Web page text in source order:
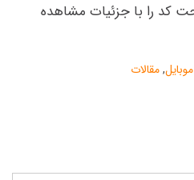
کد را با جزئیات مشاهده
,مقالات